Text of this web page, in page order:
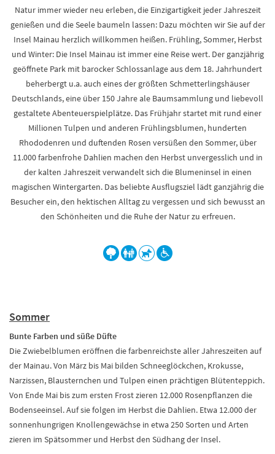
Natur immer wieder neu erleben, die Einzigartigkeit jeder Jahreszeit
genießen und die Seele baumeln lassen: Dazu möchten wir Sie auf der
Insel Mainau herzlich willkommen heißen. Frühling, Sommer, Herbst
und Winter: Die Insel Mainau ist immer eine Reise wert. Der ganzjährig
geöffnete Park mit barocker Schlossanlage aus dem 18. Jahrhundert
beherbergt u.a. auch eines der größten Schmetterlingshäuser
Deutschlands, eine über 150 Jahre ale Baumsammlung und liebevoll
gestaltete Abenteuerspielplätze. Das Frühjahr startet mit rund einer
Millionen Tulpen und anderen Frühlingsblumen, hunderten
Rhododenren und duftenden Rosen versüßen den Sommer, über
11.000 farbenfrohe Dahlien machen den Herbst unvergesslich und in
der kalten Jahreszeit verwandelt sich die Blumeninsel in einen
magischen Wintergarten. Das beliebte Ausflugsziel lädt ganzjährig die
Besucher ein, den hektischen Alltag zu vergessen und sich bewusst an
den Schönheiten und die Ruhe der Natur zu erfreuen.
Sommer
Bunte Farben und süße Düfte
Die Zwiebelblumen eröffnen die farbenreichste aller Jahreszeiten auf
der Mainau. Von März bis Mai bilden Schneeglöckchen, Krokusse,
Narzissen, Blausternchen und Tulpen einen prächtigen Blütenteppich.
Von Ende Mai bis zum ersten Frost zieren 12.000 Rosenpflanzen die
Bodenseeinsel. Auf sie folgen im Herbst die Dahlien. Etwa 12.000 der
sonnenhungrigen Knollengewächse in etwa 250 Sorten und Arten
zieren im Spätsommer und Herbst den Südhang der Insel.